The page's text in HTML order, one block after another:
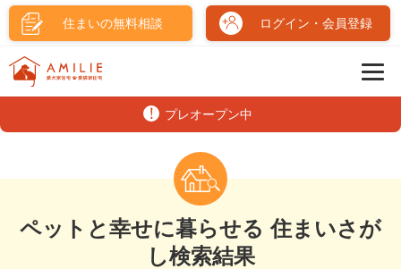
住まいの無料相談 ログイン・会員登録
プレオープン中
ペットと幸せに暮らせる 住まいさが
し検索結果